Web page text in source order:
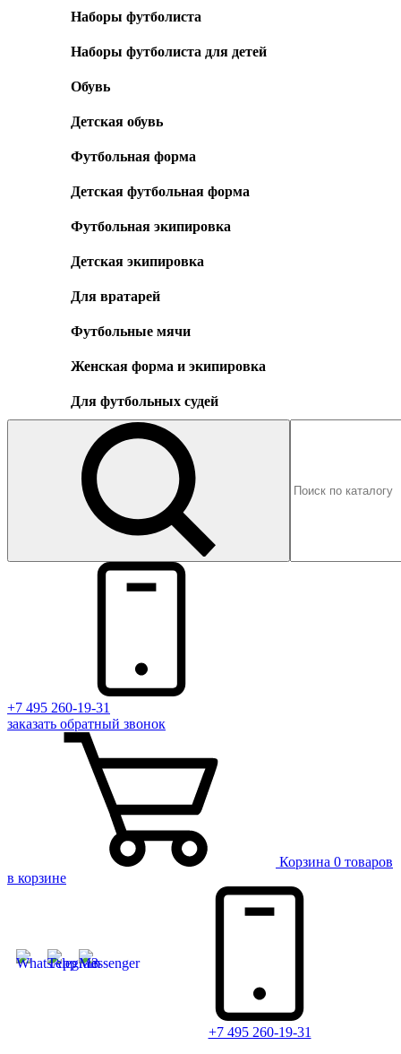
Наборы футболиста
Наборы футболиста для детей
Обувь
Детская обувь
Футбольная форма
Детская футбольная форма
Футбольная экипировка
Детская экипировка
Для вратарей
Футбольные мячи
Женская форма и экипировка
Для футбольных судей
+7 495 260-19-31
заказать обратный звонок
Корзина 0 товаров
в корзине
+7 495 260-19-31